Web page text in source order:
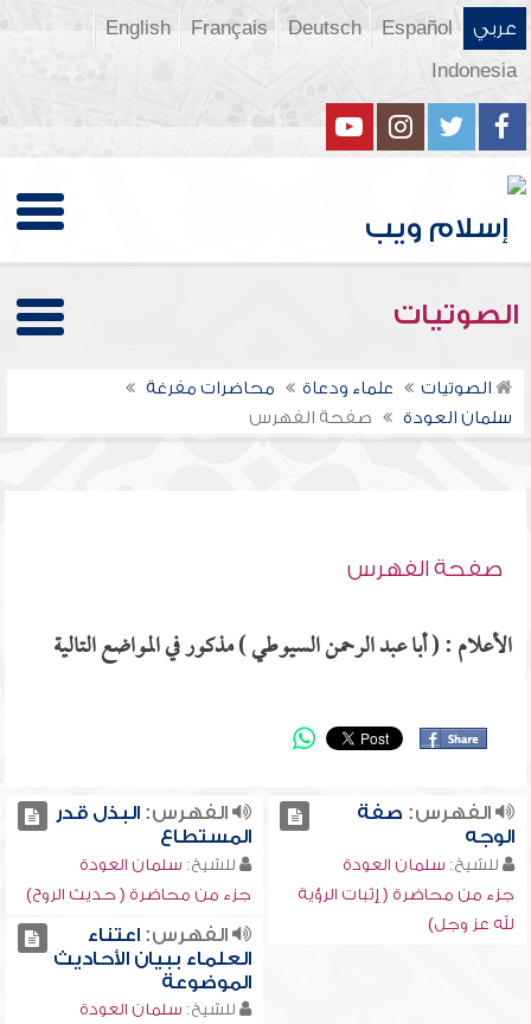
عربي Español
Deutsch
Français
English
Indonesia
الصوتيات
الصوتيات علماء ودعاة
محاضرات مفرغة
سلمان العودة
صفحة الفهرس
صفحة الفهرس
الأعلام : ( أبا عبد الرحمن السيوطي ) مذكور في المواضع التالية
الفهرس: صفة
الوجه
للشيخ: سلمان العودة
جزء من محاضرة ( إثبات الرؤية
لله عز وجل)
الفهرس:البذل قدر
المستطاع
للشيخ: سلمان العودة
جزء من محاضرة ( حديث الروح)
الفهرس:اعتناء
العلماء ببيان الأحاديث
الموضوعة
للشيخ: سلمان العودة